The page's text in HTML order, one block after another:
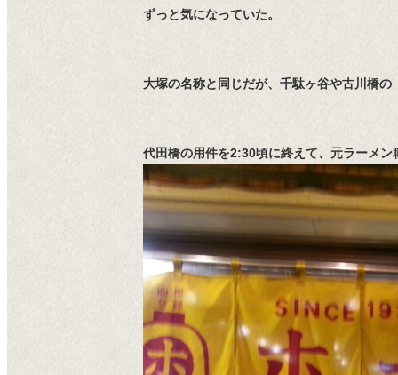
ずっと気になっていた。
大塚の名称と同じだが、千駄ヶ谷や古川橋
代田橋の用件を2:30頃に終えて、元ラーメ